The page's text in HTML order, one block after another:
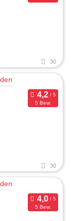
30
5 Bew.
30
5 Bew.